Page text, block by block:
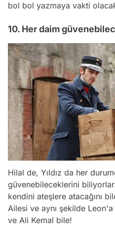
bol bol yazmaya vakti
10. Her daim
Hilal de, Yıldız da her
güvenebileceklerini
kendini ateşlere atacağını
Ailesi ve aynı şekilde
ve Ali Kemal bile!